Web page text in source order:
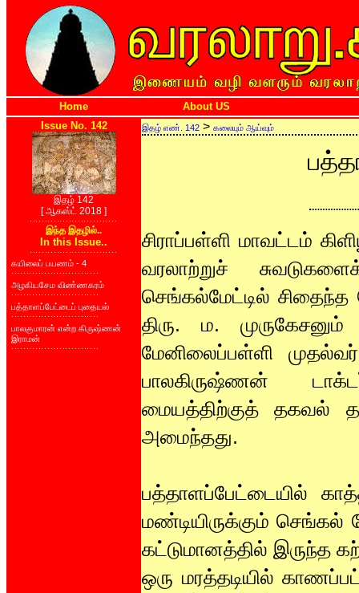
Home
About US
Issue No. 142
இதழ் 142
[ ஆகஸ்ட் 2018 ]
இந்த இதழில்..
In this Issue..
கயிலைப் பயணம் - 4
அழகியசேம விண்ணகரம்
பத்தாளப்பேட்டைப் புதையல்
பாலகுமாரன் என்ற கிருஷ்ணன்
இராமன்
இதழ் எண். 142 > கலையும் ஆய்வும்
சிராப்பள்ளி மாவட்டம்
வரலாற்றுச்
செங்கல்மேட்டில் சிதைந்த
திரு. ம.
மேனிலைப்பள்ளி
பாலகிருஷ்ணன்
மையத்திற்குத் தகவல்
அமைந்தது.
பத்தாளப்பேட்டையில்
மண்டியிருக்கும் செங்கல்
கட்டுமானத்தில் இருந்த
ஒரு மரத்தடியில்